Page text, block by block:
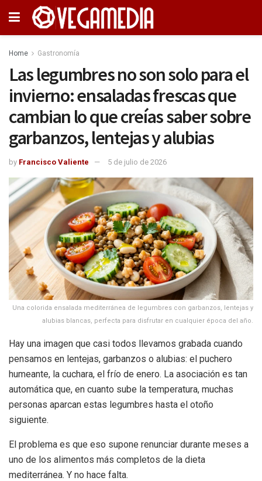
Home Gastronomía
Las legumbres no son solo para el
invierno: ensaladas frescas que
cambian lo que creías saber sobre
garbanzos, lentejas y alubias
by Francisco Valiente 5 de julio de 2026
Una colorida ensalada mediterránea de legumbres con garbanzos, lentejas y
alubias blancas, perfecta para disfrutar en cualquier época del año.
Hay una imagen que casi todos llevamos grabada cuando
pensamos en lentejas, garbanzos o alubias: el puchero
humeante, la cuchara, el frío de enero. La asociación es tan
automática que, en cuanto sube la temperatura, muchas
personas aparcan estas legumbres hasta el otoño
siguiente.
El problema es que eso supone renunciar durante meses a
uno de los alimentos más completos de la dieta
mediterránea. Y no hace falta.